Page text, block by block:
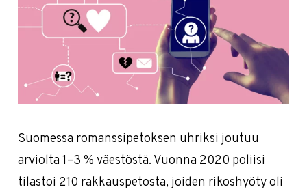
Suomessa romanssipetoksen uhriksi joutuu
arviolta 1–3 % väestöstä. Vuonna 2020 poliisi
tilastoi 210 rakkauspetosta, joiden rikoshyöty oli